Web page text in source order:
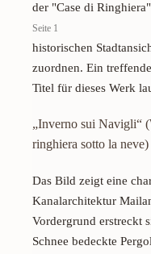
der "Case di Ringhiera"
Seite 1
historischen
zuordnen. Ein
Titel für dieses Werk
„Inverno sui Navigli“
ringhiera sotto la neve)
Das Bild zeigt eine
Kanalarchitektur
Vordergrund erstreckt
Schnee bedeckte